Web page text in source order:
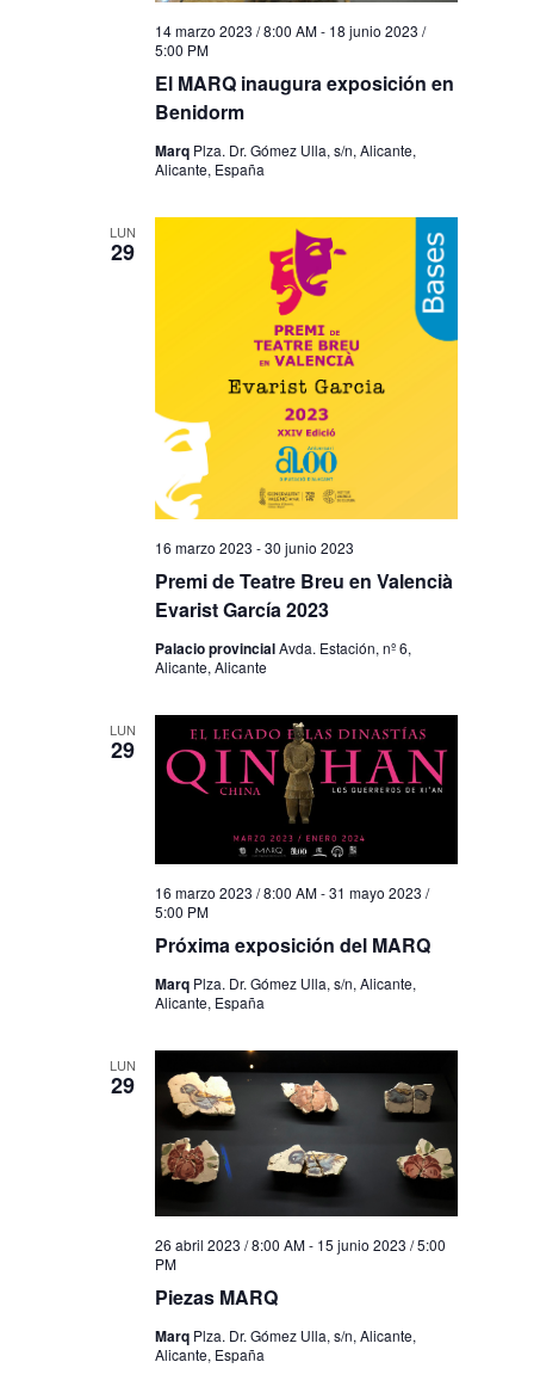
El MARQ inaugura exposición en
Benidorm
14 marzo 2023 / 8:00 AM- 18 junio 2023 /
5:00 PM
Marq Plza. Dr. Gómez Ulla, s/n, Alicante,
Alicante, España
LUN
29
Premi de Teatre Breu en Valencià
Evarist García 2023
16 marzo 2023 -30 junio 2023
Palacio provincialAvda. Estación, nº 6,
Alicante, Alicante
LUN
29
Próxima exposición del MARQ
16 marzo 2023 / 8:00 AM-31 mayo 2023 /
5:00 PM
Marq Plza. Dr. Gómez Ulla, s/n, Alicante,
Alicante, España
LUN
29
Piezas MARQ
26 abril 2023 / 8:00 AM- 15 junio 2023 / 5:00
PM
Marq Plza. Dr. Gómez Ulla, s/n, Alicante,
Alicante, España